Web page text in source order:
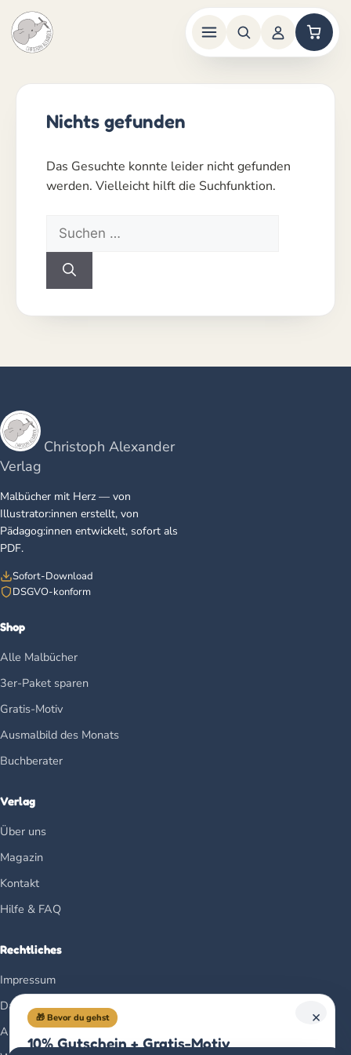
springenNichts gefunden
Das Gesuchte konnte leider nicht gefunden
werden. Vielleicht hilft die Suchfunktion.
Suchen
nach:
Christoph Alexander
Verlag
Malbücher mit Herz — von
Illustrator:innen erstellt, von
Pädagog:innen entwickelt, sofort als
PDF.
Sofort-Download
DSGVO-konform
Shop
Alle Malbücher
3er-Paket sparen
Gratis-Motiv
Ausmalbild des Monats
Buchberater
Verlag
Über uns
Magazin
Kontakt
Hilfe & FAQ
Rechtliches
Impressum
Datenschutz
AGB
×
🎁 Bevor du gehst
10% Gutschein + Gratis-Motiv